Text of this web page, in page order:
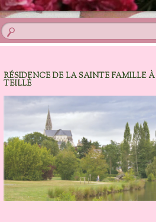
RÉSIDENCE DE LA SAINTE FAMILLE À
TEILLÉ